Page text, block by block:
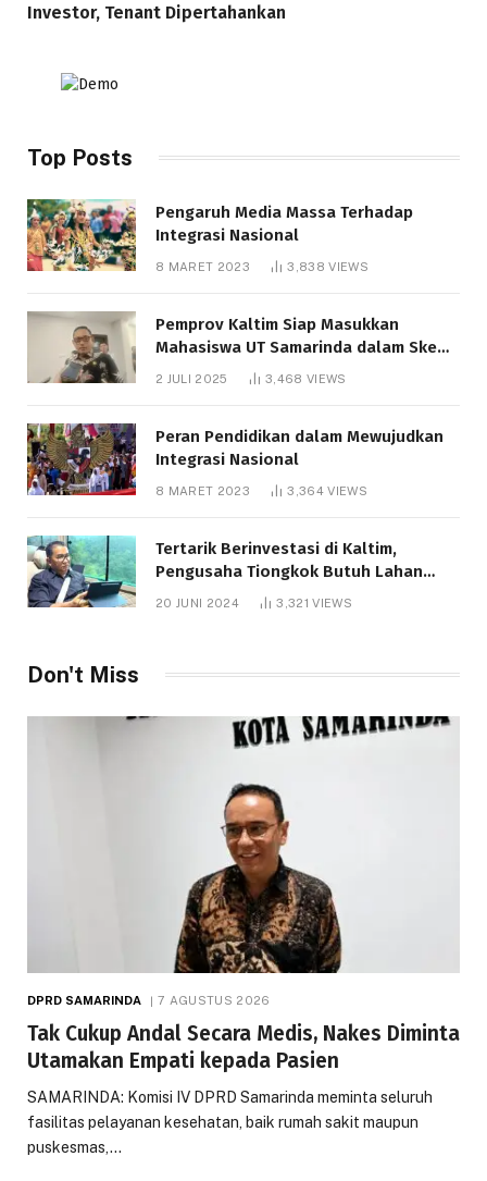
Investor, Tenant Dipertahankan
Top Posts
Pengaruh Media Massa Terhadap
Integrasi Nasional
8 MARET 2023 3,838VIEWS
Pemprov Kaltim Siap Masukkan
Mahasiswa UT Samarinda dalam Skema
Bantuan Pendidikan Gratispol
2 JULI 2025 3,468 VIEWS
Peran Pendidikan dalam Mewujudkan
Integrasi Nasional
8 MARET 2023 3,364VIEWS
Tertarik Berinvestasi di Kaltim,
Pengusaha Tiongkok Butuh Lahan
20 JUNI 2024 3,321VIEWS
Don't Miss
DPRD SAMARINDA 7 AGUSTUS 2026
Tak Cukup Andal Secara Medis, Nakes Diminta
Utamakan Empati kepada Pasien
SAMARINDA: Komisi IV DPRD Samarinda meminta seluruh
fasilitas pelayanan kesehatan, baik rumah sakit maupun
puskesmas,…